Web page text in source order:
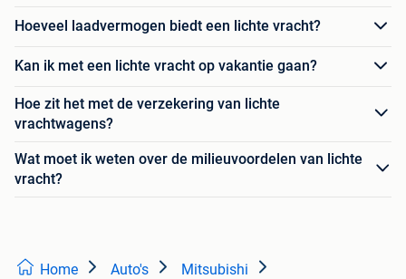
Hoeveel laadvermogen biedt een lichte vracht?
Kan ik met een lichte vracht op vakantie gaan?
Hoe zit het met de verzekering van lichte
vrachtwagens?
Wat moet ik weten over de milieuvoordelen van lichte
vracht?
Home Auto's Mitsubishi